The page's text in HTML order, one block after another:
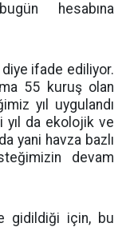
hesabına
ifade ediliyor.
55 kuruş olan
yıl uygulandı
yıl da ekolojik ve
yani havza bazlı
devam
gidildiği için, bu